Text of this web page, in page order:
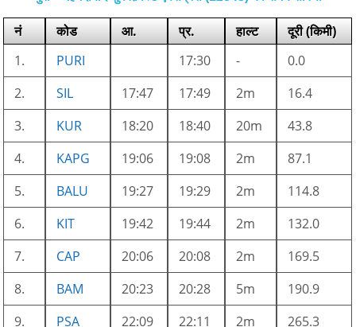
नं कोड आ. प्र. हाल्ट
दूरी (किमी)
1.
PURI 17:30 -
0.0
2.
SIL 17:47 17:49 2m
16.4
3.
KUR 18:20 18:40 20m
43.8
4.
KAPG 19:06 19:08 2m
87.1
5.
BALU 19:27 19:29 2m
114.8
6.
KIT 19:42 19:44 2m
132.0
7.
CAP 20:06 20:08 2m
169.5
8.
BAM 20:23 20:28 5m
190.9
9.
PSA 22:09 22:11 2m
265.3